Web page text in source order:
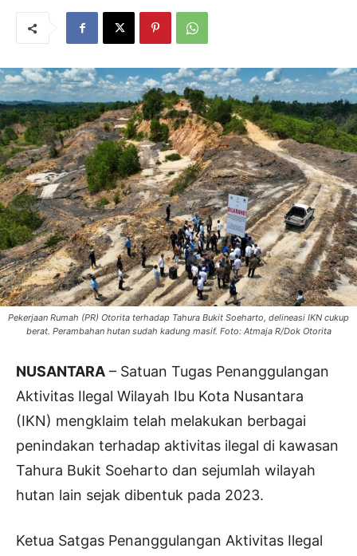
Pekerjaan Rumah (PR) Otorita terhadap Tahura Bukit Soeharto, delineasi IKN cukup
berat. Perambahan hutan sudah kadung masif. Foto: Atmaja R/Dok Otorita
NUSANTARA – Satuan Tugas Penanggulangan
Aktivitas Ilegal Wilayah Ibu Kota Nusantara
(IKN) mengklaim telah melakukan berbagai
penindakan terhadap aktivitas ilegal di kawasan
Tahura Bukit Soeharto dan sejumlah wilayah
hutan lain sejak dibentuk pada 2023.
Ketua Satgas Penanggulangan Aktivitas Ilegal